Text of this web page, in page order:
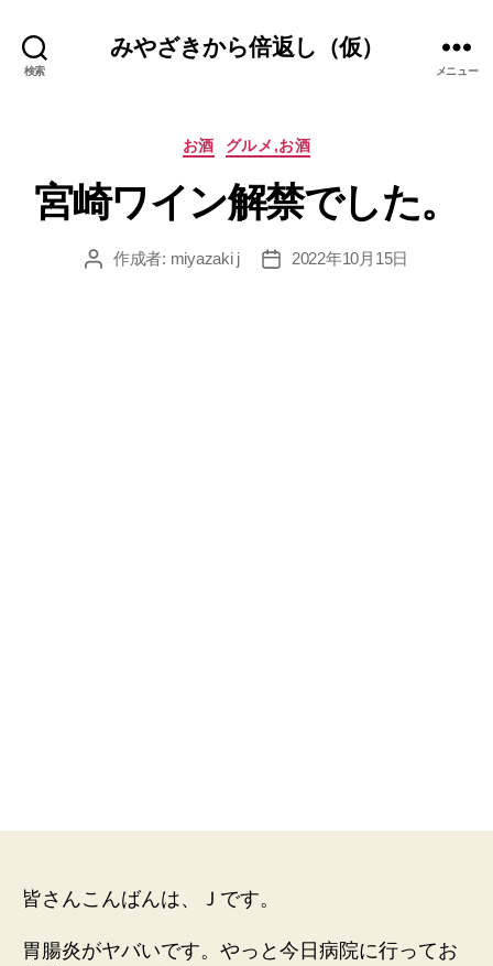
検索
みやざきから倍返し（仮）
メニュー
カ
ゴ
リ
お酒 グルメ,お酒
宮崎ワイン解禁でした。
投 作成者: miyazaki j
投
2022年10月15日
皆さんこんばんは、Ｊです。
胃腸炎がヤバいです。やっと今日病院に行ってお